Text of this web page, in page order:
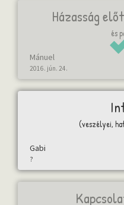
Házasság
és
Mánuel
2016. jún. 24.
(veszélyei,
Gabi
?